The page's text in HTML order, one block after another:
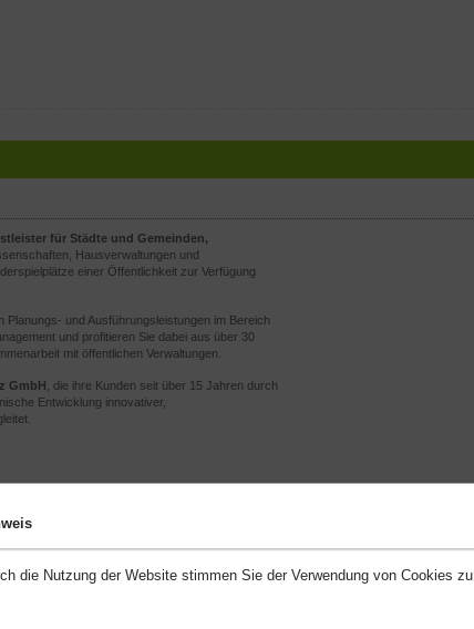
für Städte und Gemeinden,
Hausverwaltungen und
einer Öffentlichkeit zur Verfügung
und Ausführungsleistungen im Bereich
und profitieren Sie dabei aus über 30
mit öffentlichen Verwaltungen.
GmbH , die ihre Kunden seit über 15 Jahren durch
Entwicklung innovativer,
die Nutzung der Website stimmen Sie der Verwendung von Cookies zu.